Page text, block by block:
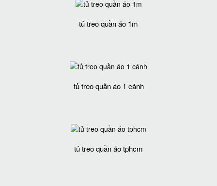
tủ treo quần áo 1m
tủ treo quần áo 1 cánh
tủ treo quần áo tphcm